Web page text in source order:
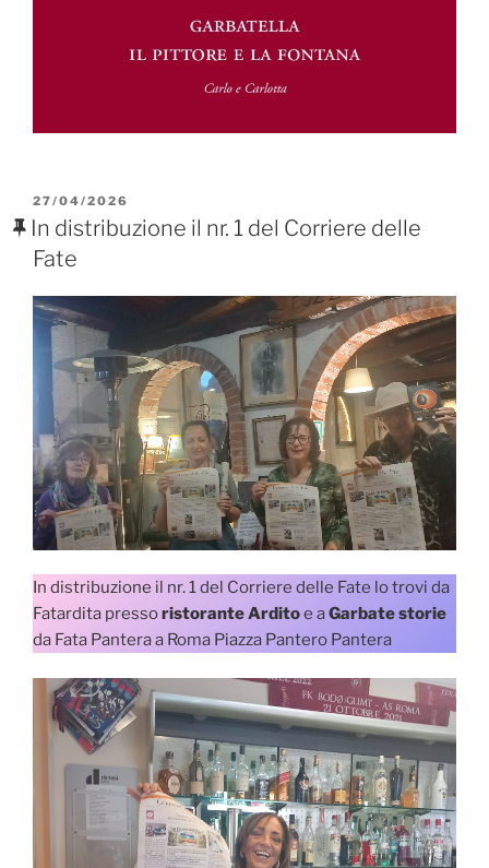
PUBBLICATO
IL
27/04/2026
In distribuzione il nr. 1 del Corriere delle
Fate
In distribuzione il nr. 1 del Corriere delle Fate lo trovi da
Fatardita pressoristorante Arditoe aGarbate storie
da Fata Pantera a Roma Piazza Pantero Pantera